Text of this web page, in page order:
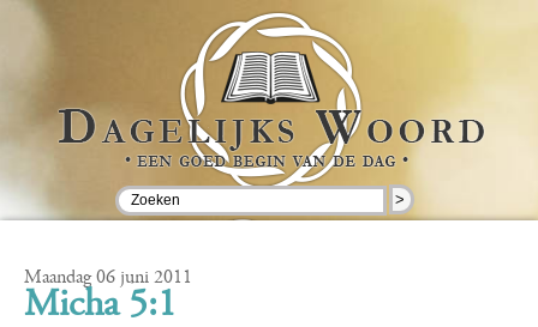
>
Maandag 06 juni 2011
Micha 5:1